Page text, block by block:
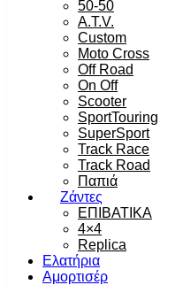
50-50
A.T.V.
Custom
Moto Cross
Off Road
On Off
Scooter
SportTouring
SuperSport
Track Race
Track Road
Παπιά
Ζάντες
ΕΠΙΒΑΤΙΚΑ
4×4
Replica
Ελατήρια
Αμορτισέρ